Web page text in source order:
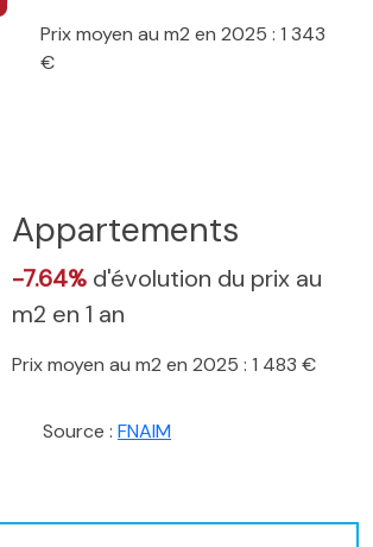
Prix moyen au m2 en 2025 : 1 343
€
Appartements
-7.64% d'évolution du prix au
m2 en 1 an
Prix moyen au m2 en 2025 : 1 483 €
Source : FNAIM